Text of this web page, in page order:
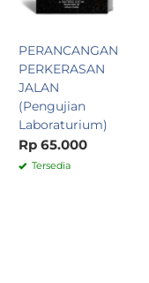
PERANCANGAN
PERKERASAN
JALAN
(Pengujian
Laboraturium)
Rp 65.000
Tersedia